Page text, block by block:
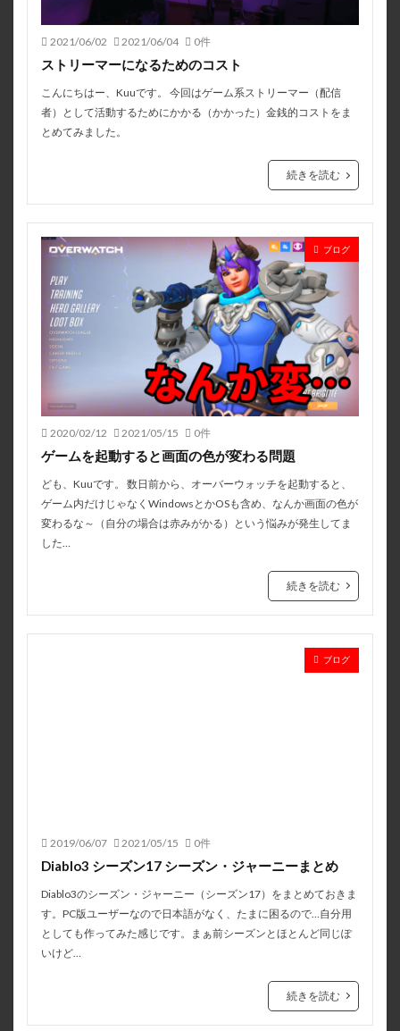
2021/06/02 2021/06/04 0件
ストリーマーになるためのコスト
こんにちはー、Kuuです。 今回はゲーム系ストリーマー（配信
者）として活動するためにかかる（かかった）金銭的コストをま
とめてみました。
続きを読む
ブログ
2020/02/12 2021/05/15 0件
ゲームを起動すると画面の色が変わる問題
ども、Kuuです。 数日前から、オーバーウォッチを起動すると、
ゲーム内だけじゃなくWindowsとかOSも含め、なんか画面の色が
変わるな～（自分の場合は赤みがかる）という悩みが発生してま
した…
続きを読む
ブログ
2019/06/07 2021/05/15 0件
Diablo3 シーズン17 シーズン・ジャーニーまとめ
Diablo3のシーズン・ジャーニー（シーズン17）をまとめておきま
す。PC版ユーザーなので日本語がなく、たまに困るので…自分用
としても作ってみた感じです。まぁ前シーズンとほとんど同じぽ
いけど…
続きを読む